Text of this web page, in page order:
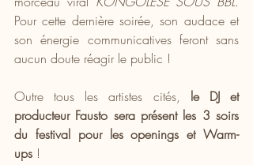
Pour cette dernière soirée, son audace et
son énergie communicatives feront sans
aucun doute réagir le public !
Outre tous les artistes cités, le DJ et
producteur Fausto sera présent les 3 soirs
du festival pour les openings et Warm-
ups !